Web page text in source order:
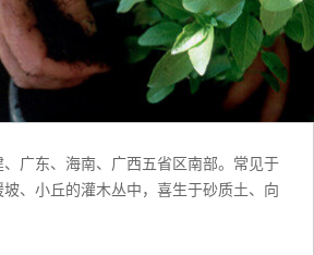
广东、海南、广西五省区南部。常见于
、小丘的灌木丛中，喜生于砂质土、向